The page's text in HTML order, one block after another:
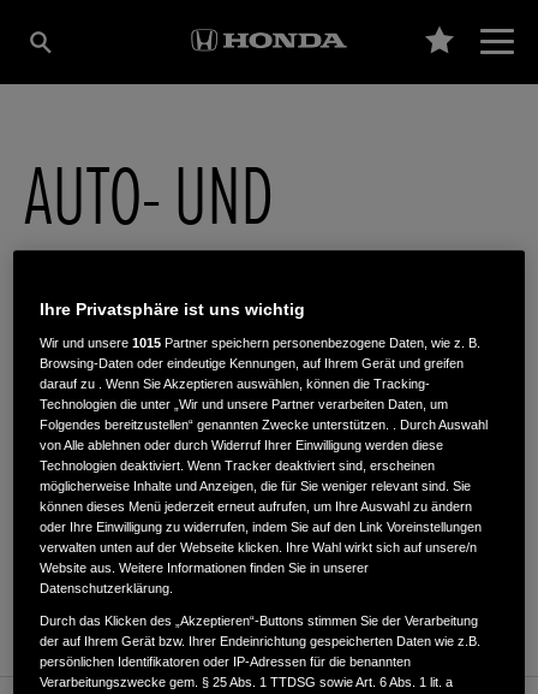
AUTO- UND
MOTORRADHAUS
EICHHORN GMBH
Max-Planck-Str. 2,06667,Weißenfels
ROUTENPLANUNG
WEBSITE
Ihre Privatsphäre ist uns wichtig
Wir und unsere1015 Partner speichern personenbezogene Daten, wie z. B.
Browsing-Daten oder eindeutige Kennungen, auf Ihrem Gerät und greifen
darauf zu . Wenn Sie Akzeptieren auswählen, können die Tracking-
Technologien die unter „Wir und unsere Partner verarbeiten Daten, um
Folgendes bereitzustellen“ genannten Zwecke unterstützen. . Durch Auswahl
von Alle ablehnen oder durch Widerruf Ihrer Einwilligung werden diese
Technologien deaktiviert. Wenn Tracker deaktiviert sind, erscheinen
möglicherweise Inhalte und Anzeigen, die für Sie weniger relevant sind. Sie
können dieses Menü jederzeit erneut aufrufen, um Ihre Auswahl zu ändern
oder Ihre Einwilligung zu widerrufen, indem Sie auf den Link Voreinstellungen
verwalten unten auf der Webseite klicken. Ihre Wahl wirkt sich auf unsere/n
Website aus. Weitere Informationen finden Sie in unserer
Datenschutzerklärung.
Durch das Klicken des „Akzeptieren“-Buttons stimmen Sie der Verarbeitung
der auf Ihrem Gerät bzw. Ihrer Endeinrichtung gespeicherten Daten wie z.B.
persönlichen Identifikatoren oder IP-Adressen für die benannten
Verarbeitungszwecke gem. § 25 Abs. 1 TTDSG sowie Art. 6 Abs. 1 lit. a